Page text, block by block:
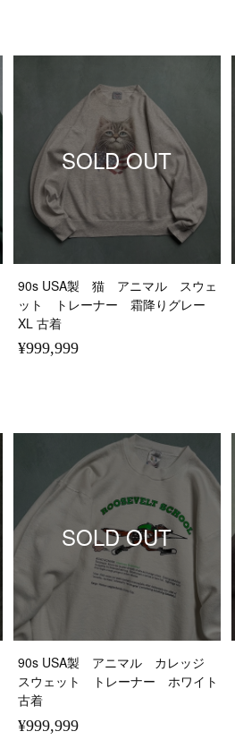
SOLD OUT
90s USA製 猫 アニマル スウェ
ット トレーナー 霜降りグレー
XL 古着
¥999,999
SOLD OUT
90s USA製 アニマル カレッジ
スウェット トレーナー ホワイト
古着
¥999,999